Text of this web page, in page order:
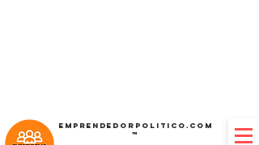
Emprendedorpolitico.com
™